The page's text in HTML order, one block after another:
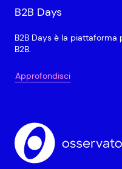
B2B Days
B2B Days è la
B2B.
Approfondisci